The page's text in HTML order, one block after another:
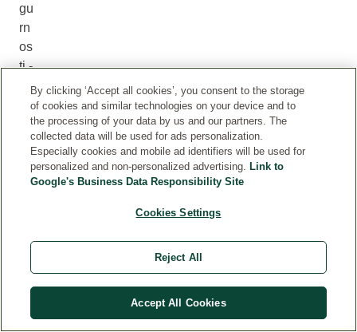
gu
rn
os
ti -
ko
da
do
og
da
By clicking ‘Accept all cookies’, you consent to the storage
of cookies and similar technologies on your device and to
the processing of your data by us and our partners. The
collected data will be used for ads personalization.
Especially cookies and mobile ad identifiers will be used for
personalized and non-personalized advertising. Link to
Google's Business Data Responsibility Site
Cookies Settings
Reject All
Accept All Cookies